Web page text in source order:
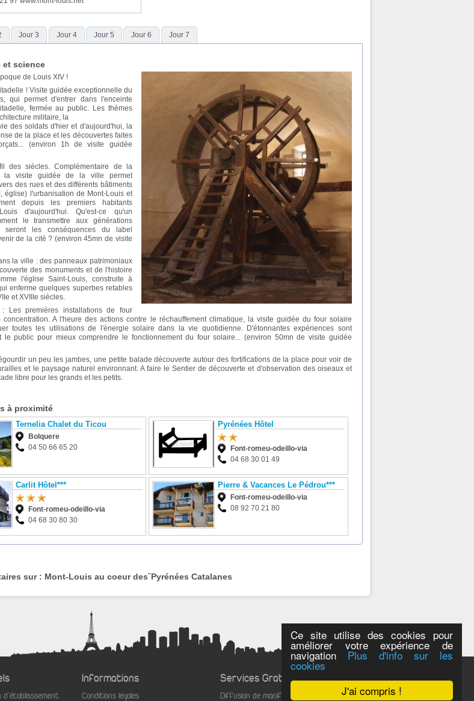
J'ai compris !
Ce site utilise des cookies pour
améliorer votre expérience de
navigation Plus d'info sur les
cookies
Jour 3 Jour 4 Jour 5 Jour 6 Jour 7
et science
de Louis XIV !
! Visite guidée exceptionnelle du
qui permet d'entrer dans l'enceinte
fermée au public. Les thèmes
militaire, la
des soldats d'hier et d'aujourd'hui, la
de la place et les découvertes faites
(environ 1h de visite guidée
des siècles. Complémentaire de la
la visite guidée de la ville permet
des rues et des différents bâtiments
église) l'urbanisation de Mont-Louis et
depuis les premiers habitants
d'aujourd'hui. Qu'est-ce qu'un
le transmettre aux générations
seront les conséquences du label
de la cité ? (environ 45mn de visite
la ville : des panneaux patrimoniaux
des monuments et de l'histoire
l'église Saint-Louis, construite à
enferme quelques superbes retables
et XVIIIe siècles.
Les premières installations de four
A l'heure des actions contre le réchauffement climatique, la visite guidée du four solaire
toutes les utilisations de l'énergie solaire dans la vie quotidienne. D'étonnantes expériences sont
le public pour mieux comprendre le fonctionnement du four solaire... (environ 50mn de visite guidée
un peu les jambes, une petite balade découverte autour des fortifications de la place pour voir de
et le paysage naturel environnant. A faire le Sentier de découverte et d'observation des oiseaux et
libre pour les grands et les petits.
à proximité
Ternelia Chalet du Ticou
Bolquere
04 50 66 65 20
Pyrénées Hôtel
Font-romeu-odeillo-via
04 68 30 01 49
Carlit Hôtel***
Font-romeu-odeillo-via
04 68 30 80 30
Pierre & Vacances Le Pédrou***
Font-romeu-odeillo-via
08 92 70 21 80
sur : Mont-Louis au coeur des¨Pyrénées Catalanes
d'établisssement
Informations
Conditions légales
Services Gratuits
Diffusion de manifestations